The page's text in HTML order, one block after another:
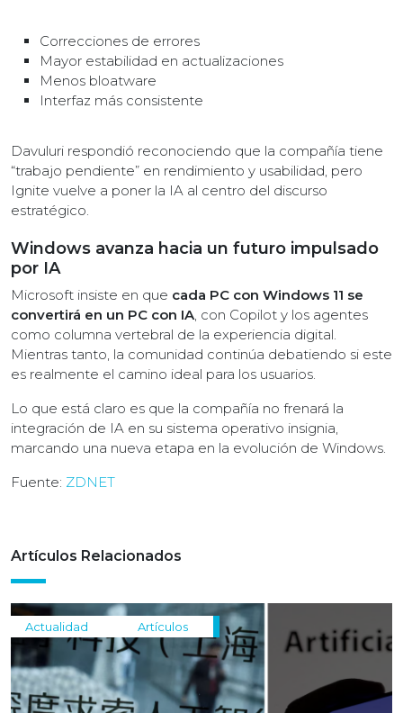
Correcciones de errores
Mayor estabilidad en actualizaciones
Menos bloatware
Interfaz más consistente
Davuluri respondió reconociendo que la compañía tiene
“trabajo pendiente” en rendimiento y usabilidad, pero
Ignite vuelve a poner la IA al centro del discurso
estratégico.
Windows avanza hacia un futuro impulsado
por IA
Microsoft insiste en que cada PC con Windows 11 se
convertirá en un PC con IA, con Copilot y los agentes
como columna vertebral de la experiencia digital.
Mientras tanto, la comunidad continúa debatiendo si este
es realmente el camino ideal para los usuarios.
Lo que está claro es que la compañía no frenará la
integración de IA en su sistema operativo insignia,
marcando una nueva etapa en la evolución de Windows.
Fuente: ZDNET
Artículos Relacionados
Actualidad Artículos